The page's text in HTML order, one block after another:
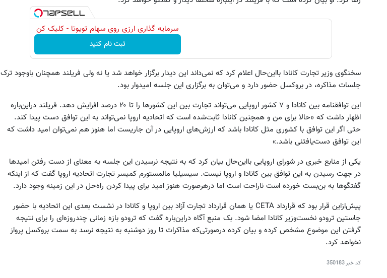
سرمایه گذاری ارزی روی سهام تویوتا - کلیک کن
ثبت نام کنید
سخنگوی وزیر تجارت کانادا بااین‌حال اعلام کرد که نمی‌داند این دیدار برگزار خواهد شد یا نه ولی فریلند همچنان باوجود ترک
جلسات مذاکره، در بروکسل حضور دارد و می‌توان به برگزاری این جلسه امیدوار بود.
این توافقنامه بین کانادا و ۷ کشور اروپایی می‌تواند تجارت بین این کشورها را تا ۲۰ درصد افزایش دهد. فریلند دراین‌باره
اظهار داشت که «حالا برای من و همچنین کانادا ثابت‌شده است که اتحادیه اروپا نمی‌تواند به این توافق دست پیدا کند.
حتی اگر این توافق با کشوری مثل کانادا باشد که ارزش‌های اروپایی در آن جاریست اما هنوز هم نمی‌توان امید داشت که
این توافق دست‌یافتنی باشد.»
یکی از منابع خبری در شورای اروپایی بااین‌حال بیان کرد که به نتیجه نرسیدن این جلسه به معنای از دست رفتن امیدها
در جهت رسیدن به این توافق بین کانادا و اروپا نیست. سیسیلیا مالمستورم کمیسر تجارت اتحادیه اروپا گفت که از اینکه
گفتگوها به بن‌بست خورده است ناراحت است اما درهرصورت هنوز امید برای پیدا کردن راه‌حل در این زمینه وجود دارد.
پیش‌ازاین قرار بود که قرارداد CETA یا همان قرارداد تجارت آزاد بین اروپا و کانادا در نشست بعدی این اتحادیه با حضور
جاستین ترودو نخست‌وزیر کانادا امضا شود. بک منبع آگاه دراین‌باره گفت که ترودو بازه زمانی‌ چندروزه‌ای را برای نتیجه
گرفتن این موضوع مشخص کرده و بیان کرده درصورتی‌که مذاکرات تا روز دوشنبه به نتیجه نرسد به سمت بروکسل پرواز
نخواهد کرد.
کد خبر350183